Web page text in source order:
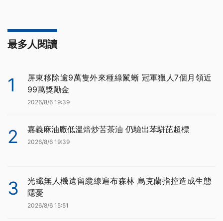
最多人閱讀
1
屏東移除逾9萬隻外來種綠鬣蜥 冠軍獵人7個月領近
99萬獎勵金
2026/8/6 19:39
2 嘉義麻油廠低溫焙炒苦茶油 仍驗出苯駢芘超標
2026/8/6 19:39
3
光纖無人機遺留纜線遍布森林 烏克蘭指控造成生態
隱憂
2026/8/6 15:51